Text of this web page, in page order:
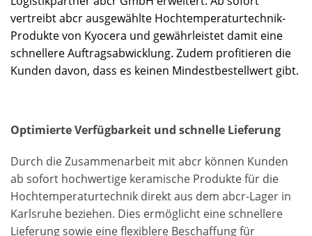
vertreibt abcr ausgewählte Hochtemperaturtechnik-
Produkte von Kyocera und gewährleistet damit eine
schnellere Auftragsabwicklung. Zudem profitieren die
Kunden davon, dass es keinen Mindestbestellwert gibt.
Optimierte Verfügbarkeit und schnelle Lieferung
Durch die Zusammenarbeit mit abcr können Kunden
ab sofort hochwertige keramische Produkte für die
Hochtemperaturtechnik direkt aus dem abcr-Lager in
Karlsruhe beziehen. Dies ermöglicht eine schnellere
Lieferung sowie eine flexiblere Beschaffung für